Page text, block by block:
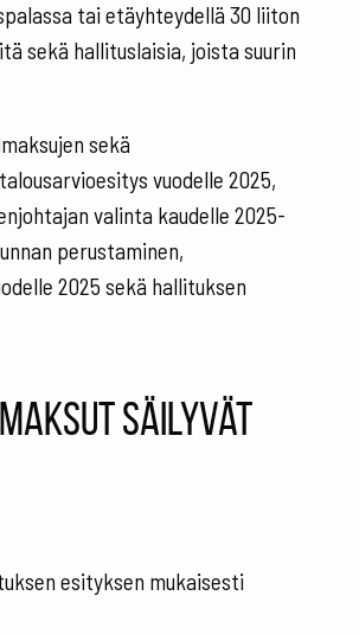
tai etäyhteydellä 30 liiton
sekä hallituslaisia, joista suurin
sekä
vuodelle 2025,
valinta kaudelle 2025-
perustaminen,
2025 sekä hallituksen
säilyvät
esityksen mukaisesti